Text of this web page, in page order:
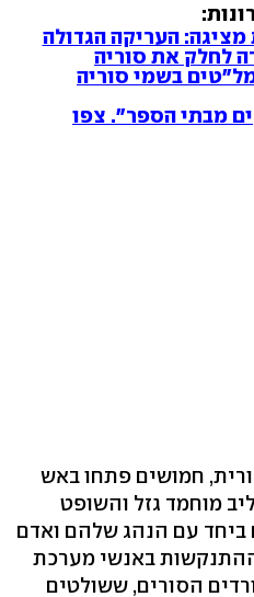
מציגה: העריקה הגדולה
לחלק את סוריה
בשמי סוריה
מבתי הספר". צפו
חמושים פתחו באש
מוחמד גזל והשופט
ביחד עם הנהג שלהם ואדם
באנשי מערכת
הסורים, ששולטים